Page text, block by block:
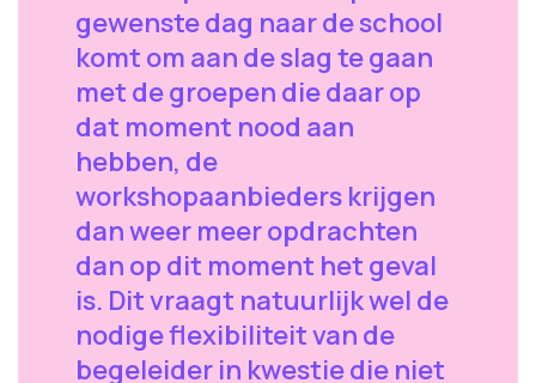
gewenste dag naar de school
komt om aan de slag te gaan
met de groepen die daar op
dat moment nood aan
hebben, de
workshopaanbieders krijgen
dan weer meer opdrachten
dan op dit moment het geval
is. Dit vraagt natuurlijk wel de
nodige flexibiliteit van de
begeleider in kwestie die niet